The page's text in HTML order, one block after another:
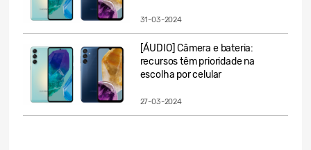
31-03-2024
[ÁUDIO] Câmera e bateria:
recursos têm prioridade na
escolha por celular
27-03-2024